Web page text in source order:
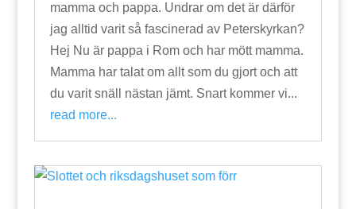
mamma och pappa. Undrar om det är därför
jag alltid varit så fascinerad av Peterskyrkan?
Hej Nu är pappa i Rom och har mött mamma.
Mamma har talat om allt som du gjort och att
du varit snäll nästan jämt. Snart kommer vi...
read more...